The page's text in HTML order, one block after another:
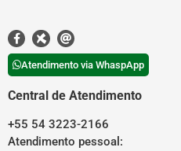
Atendimento via WhaspApp
Central de Atendimento
+55 54 3223-2166
Atendimento pessoal: